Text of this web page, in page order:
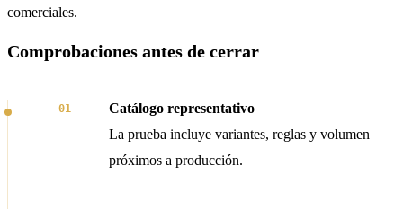
comerciales.
Comprobaciones antes de cerrar
01
Catálogo representativo
La prueba incluye variantes, reglas y volumen
próximos a producción.